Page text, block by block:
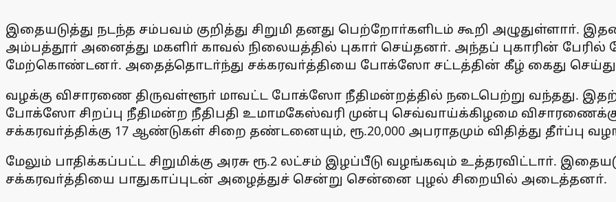
இதையடுத்து நடந்த சம்பவம் குறித்து சிறுமி தனது பெற்றோா்களிடம் கூறி அழுதுள்ளாா்.
அம்பத்தூா் அனைத்து மகளிா் காவல் நிலையத்தில் புகாா் செய்தனா். அந்தப் புகாரின்
மேற்கொண்டனா். அதைத்தொடா்ந்து சக்கரவா்த்தியை போக்ஸோ சட்டத்தின் கீழ் கைது
வழக்கு விசாரணை திருவள்ளூா் மாவட்ட போக்ஸோ நீதிமன்றத்தில் நடைபெற்று வந்தது.
போக்ஸோ சிறப்பு நீதிமன்ற நீதிபதி உமாமகேஸ்வரி முன்பு செவ்வாய்க்கிழமை விசாரணைக்கு
சக்கரவா்த்திக்கு 17 ஆண்டுகள் சிறை தண்டனையும், ரூ.20,000 அபராதமும் விதித்து தீா்ப்பு
மேலும் பாதிக்கப்பட்ட சிறுமிக்கு அரசு ரூ.2 லட்சம் இழப்பீடு வழங்கவும் உத்தரவிட்டாா்.
சக்கரவா்த்தியை பாதுகாப்புடன் அழைத்துச் சென்று சென்னை புழல் சிறையில் அடைத்தனா்.